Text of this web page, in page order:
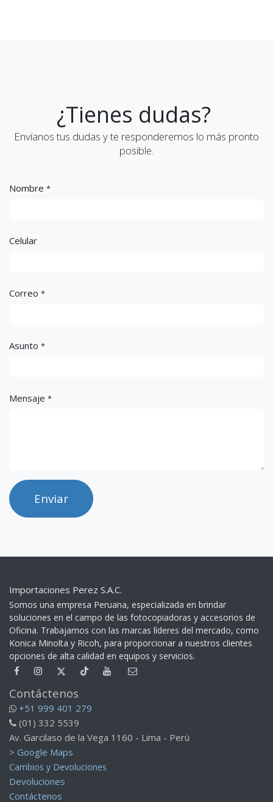
¿Tienes dudas?
Envíanos tus dudas y te responderemos lo más pronto
posible.
Nombre *
Celular
Correo *
Asunto *
Mensaje *
Enviar
Importaciones Perez S.A.C.
Somos una empresa Peruana, especializada en brindar
soluciones en el campo de las fotocopiadoras y accesorios de
Oficina. Trabajamos con las marcas líderes del mercado, como
Konica Minolta y Ricoh, para proporcionar a nuestros clientes
opciones de alta calidad en equipos y servicios.​
Contáctenos
+51 999 401 279
(01) 332 5539
Av. Garcilaso de la Vega 1160 - Lima - Perú
> Google Maps
Cambios y Devoluciones
Devoluciones
Contáctenos